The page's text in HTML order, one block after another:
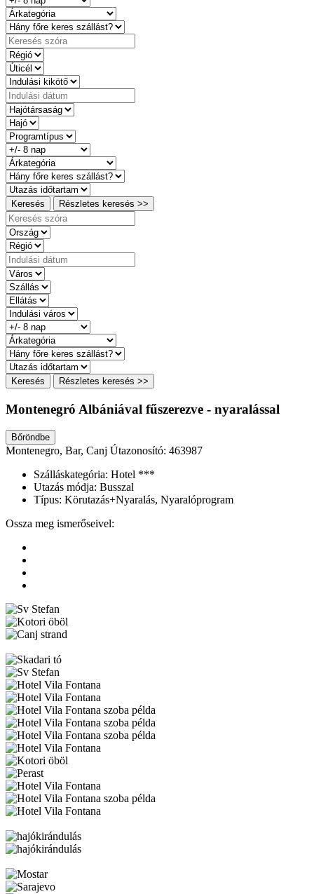
Keresés Részletes keresés >>
Keresés Részletes keresés >>
Montenegró Albániával fűszerezve - nyaralással
Bőröndbe
Montenegro, Bar, Canj Útazonosító: 463987
Szálláskategória: Hotel ***
Utazás módja: Busszal
Típus: Körutazás+Nyaralás, Nyaralóprogram
Ossza meg ismerőseivel: